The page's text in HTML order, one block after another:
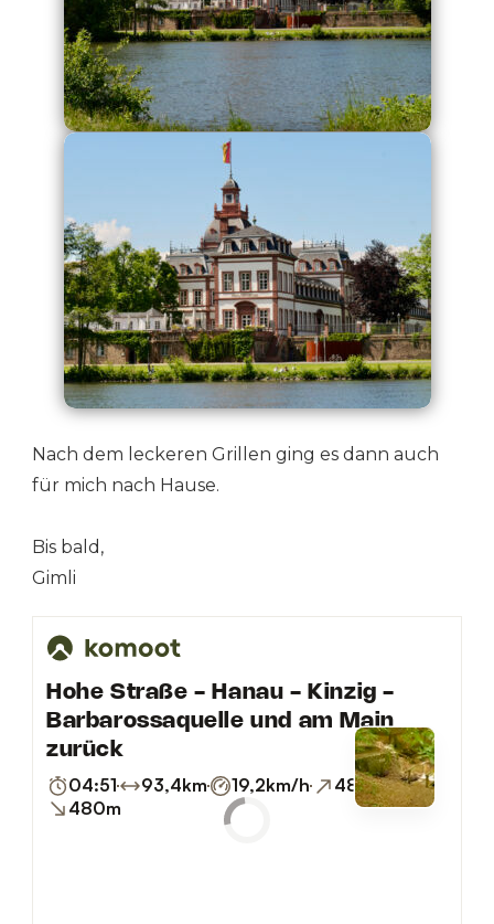
Nach dem leckeren Grillen ging es dann auch
für mich nach Hause.
Bis bald,
Gimli